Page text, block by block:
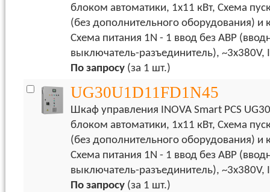
блоком автоматики, 1х11 кВт, Схема
(без дополнительного оборудования) и
Схема питания 1N - 1 ввод без АВР
выключатель-разъединитель), ~3x380V,
По запросу (за 1 шт.)
UG30U1D11FD1N45
Шкаф управления INOVA Smart PCS
блоком автоматики, 1х11 кВт, Схема
(без дополнительного оборудования)
Схема питания 1N - 1 ввод без АВР
выключатель-разъединитель), ~3x380V,
По запросу (за 1 шт.)